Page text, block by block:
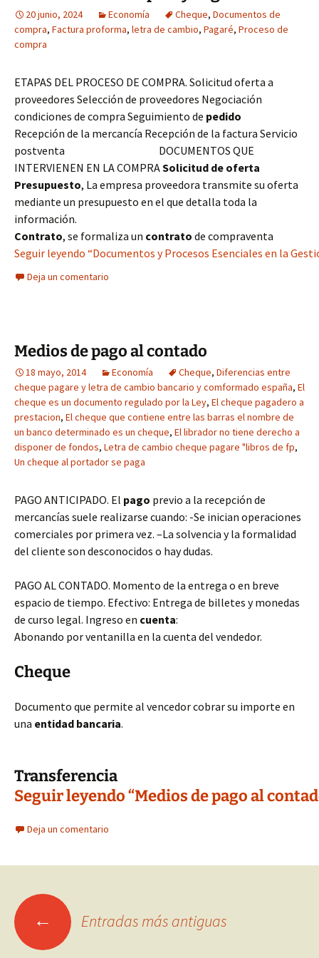
20 junio, 2024 Economía Cheque, Documentos de
compra, Factura proforma, letra de cambio, Pagaré, Proceso de
compra
ETAPAS DEL PROCESO DE COMPRA. Solicitud oferta a
proveedores Selección de proveedores Negociación
condiciones de compra Seguimiento de pedido
Recepción de la mercancía Recepción de la factura Servicio
postventa DOCUMENTOS QUE
INTERVIENEN EN LA COMPRASolicitud de oferta
Presupuesto, La empresa proveedora transmite su oferta
mediante un presupuesto en el que detalla toda la
información.
Contrato, se formaliza un contrato de compraventa
Seguir leyendo “Documentos y Procesos Esenciales en la
Deja un comentario
Medios de pago al contado
18 mayo, 2014 Economía Cheque, Diferencias entre
cheque pagare y letra de cambio bancario y comformado españa, El
cheque es un documento regulado por la Ley, El cheque pagadero a
prestacion, El cheque que contiene entre las barras el nombre de
un banco determinado es un cheque, El librador no tiene derecho a
disponer de fondos, Letra de cambio cheque pagare "libros de fp,
Un cheque al portador se paga
PAGO ANTICIPADO. El pago previo a la recepción de
mercancías suele realizarse cuando: -Se inician operaciones
comerciales por primera vez. –La solvencia y la formalidad
del cliente son desconocidos o hay dudas.
PAGO AL CONTADO. Momento de la entrega o en breve
espacio de tiempo. Efectivo: Entrega de billetes y monedas
de curso legal. Ingreso en cuenta:
Abonando por ventanilla en la cuenta del vendedor.
Cheque
Documento que permite al vencedor cobrar su importe en
una entidad bancaria.
Transferencia
Seguir leyendo “Medios de pago al
Deja un comentario
Ir ← Entradas más antiguas